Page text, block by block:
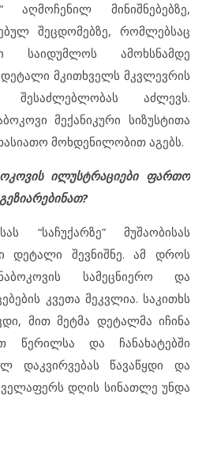
მინიშნებებზე,
შეცდომებზე, რომლებსაც
საიდუმლოს ამოხსნამდე
დეტალი მკითხველს მკვლევრის
აძლევს.
მექანიკური სიზუსტითა
მოხდენილობით აგებს.
ილუსტრაციები ფართო
“საჩუქარზე” მუშაობისას
დეტალი შევნიშნე. ამ დროს
სამეცნიერო და
კვეთა მეკვლია. საკითხს
მით მეტმა დეტალმა იჩინა
წერილსა და ჩანახატებში
დაკვირვებას წავაწყდი და
დღის სინათლე უნდა